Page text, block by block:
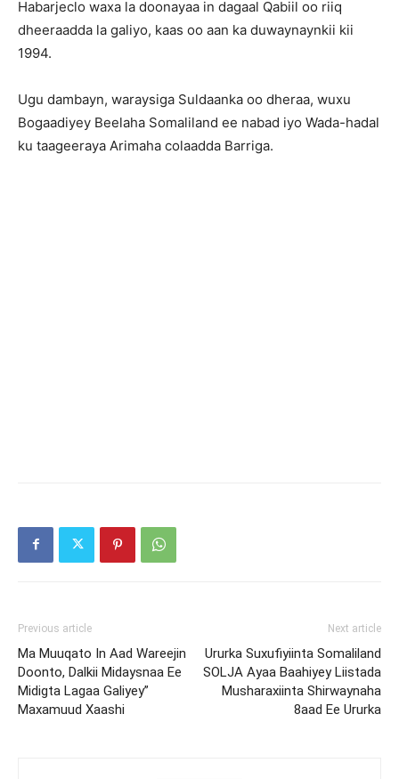
Habarjeclo waxa la doonayaa in dagaal Qabiil oo riiq
dheeraadda la galiyo, kaas oo aan ka duwaynaynkii kii
1994.
Ugu dambayn, waraysiga Suldaanka oo dheraa, wuxu
Bogaadiyey Beelaha Somaliland ee nabad iyo Wada-hadal
ku taageeraya Arimaha colaadda Barriga.
Previous article
Ma Muuqato In Aad Wareejin
Doonto, Dalkii Midaysnaa Ee
Midigta Lagaa Galiyey”
Maxamuud Xaashi
Next article
Ururka Suxufiyiinta Somaliland
SOLJA Ayaa Baahiyey Liistada
Musharaxiinta Shirwaynaha
8aad Ee Ururka